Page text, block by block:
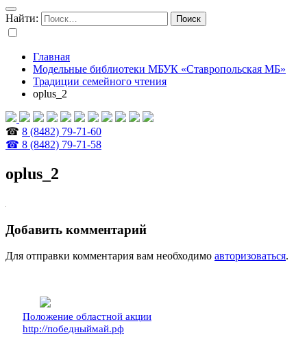
Найти:
Главная
Модельные библиотеки МБУК «Ставропольская МБ»
Традиции семейного чтения
oplus_2
☎ 8 (8482) 79-71-60
☎ 8 (8482) 79-71-58
oplus_2
Добавить комментарий
Для отправки комментария вам необходимо авторизоваться.
Положение областной акции
http://победныймай.рф